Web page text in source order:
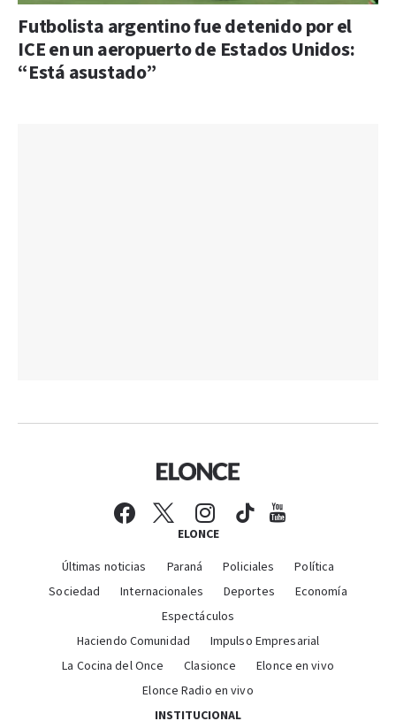
Futbolista argentino fue detenido por el
ICE en un aeropuerto de Estados Unidos:
“Está asustado”
ELONCE
Últimas noticias Paraná Policiales
Política
Sociedad
Internacionales Deportes
Economía
Espectáculos
Haciendo Comunidad
Impulso Empresarial
La Cocina del Once
Clasionce
Elonce en vivo
Elonce Radio en vivo
INSTITUCIONAL